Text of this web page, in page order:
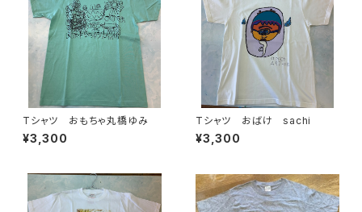
Tシャツ おもちゃ丸橋ゆみ
¥3,300
Tシャツ おばけ sachi
¥3,300